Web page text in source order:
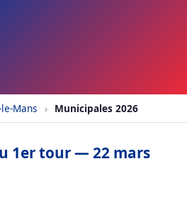
Mans › Municipales 2026
1er tour — 22 mars